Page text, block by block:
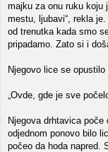
majku za onu ruku koju
mestu, ljubavi“, rekla
od trenutka kada smo
pripadamo. Zato si i
Njegovo lice se opustilo
„Ovde, gde je sve
Njegova drhtavica
odjednom ponovo bilo
počeo da hoda napred.